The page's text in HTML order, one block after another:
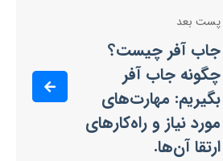
پست بعد
جاب آفر چیست؟
چگونه جاب آفر
بگیریم: مهارت‌های
مورد نیاز و راه‌‌کارهای
ارتقا آن‌ها.